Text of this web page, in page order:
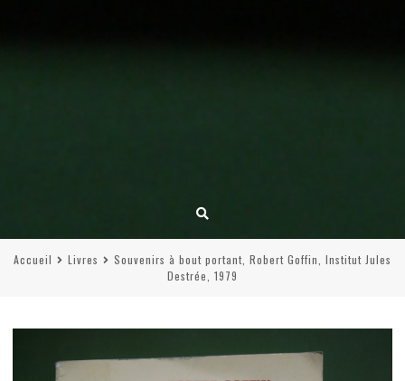
Accueil Livres
Souvenirs à bout portant, Robert Goffin, Institut Jules
Destrée, 1979